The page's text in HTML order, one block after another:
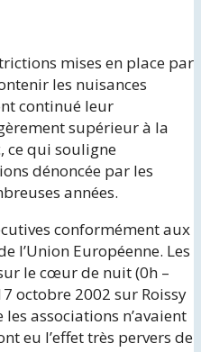
mises en place par
les nuisances
continué leur
supérieur à la
ce qui souligne
dénoncée par les
années.
conformément aux
l’Union Européenne. Les
le cœur de nuit (0h –
octobre 2002 sur Roissy
associations n’avaient
eu l’effet très pervers de